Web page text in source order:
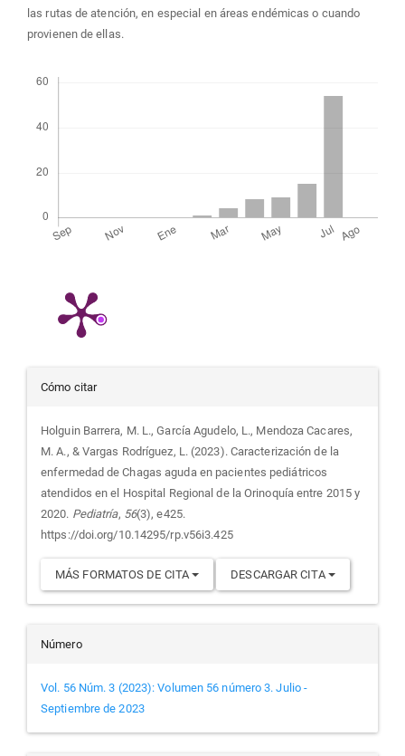
las rutas de atención, en especial en áreas endémicas o cuando
provienen de ellas.
Detalles
del
artículo
Cómo citar
Holguin Barrera, M. L., García Agudelo, L., Mendoza Cacares,
M. A., & Vargas Rodríguez, L. (2023). Caracterización de la
enfermedad de Chagas aguda en pacientes pediátricos
atendidos en el Hospital Regional de la Orinoquía entre 2015 y
2020. Pediatría, 56(3), e425.
https://doi.org/10.14295/rp.v56i3.425
MÁS FORMATOS DE CITA DESCARGAR CITA
Número
Vol. 56 Núm. 3 (2023): Volumen 56 número 3. Julio -
Septiembre de 2023